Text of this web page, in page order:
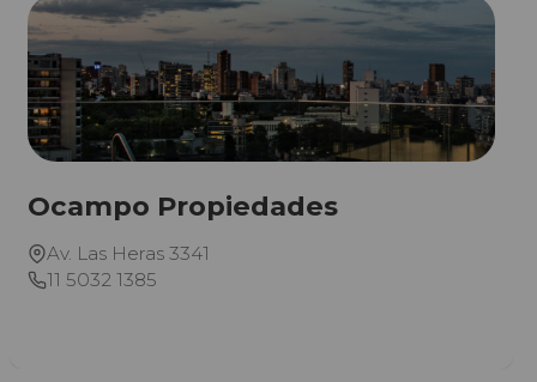
Ocampo Propiedades
Av. Las Heras 3341
11 5032 1385